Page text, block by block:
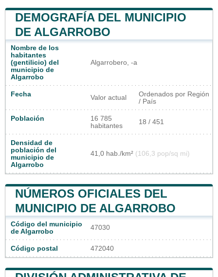
DEMOGRAFÍA DEL MUNICIPIO
DE ALGARROBO
Nombre de los
habitantes
(gentilicio) del
municipio de
Algarrobo
Algarrobero, -a
Fecha Valor actual
Ordenados por Región
/ País
Población
16 785
habitantes
18 / 451
Densidad de
población del
municipio de
Algarrobo
41,0 hab./km² (106,3 pop/sq mi)
NÚMEROS OFICIALES DEL
MUNICIPIO DE ALGARROBO
Código del municipio
de Algarrobo
47030
Código postal 472040